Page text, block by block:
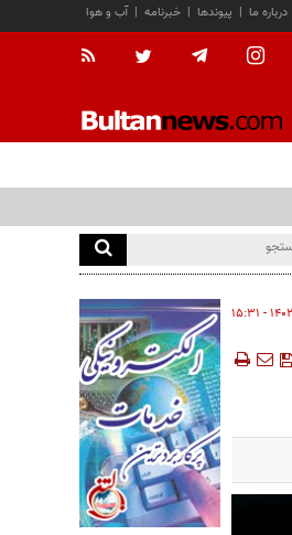
آب و هوا | خبرنامه | پیوندها | درباره ما